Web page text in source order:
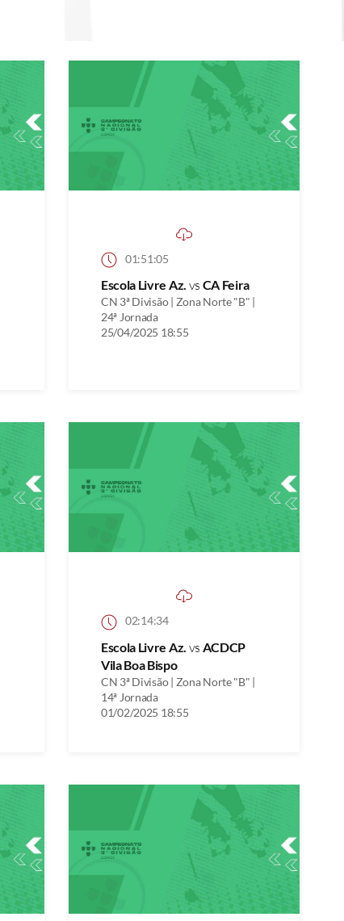
01:51:05
Escola Livre Az. vs CA Feira
CN 3ª Divisão | Zona Norte "B" |
24ª Jornada
25/04/2025 18:55
02:14:34
Escola Livre Az. vs ACDCP
Vila Boa Bispo
CN 3ª Divisão | Zona Norte "B" |
14ª Jornada
01/02/2025 18:55